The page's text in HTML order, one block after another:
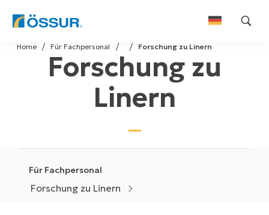
Skip
to
Forschung zu Linern
Für Fachpersonal
Home
Forschung zu
Linern
Für Fachpersonal
Forschung zu Linern